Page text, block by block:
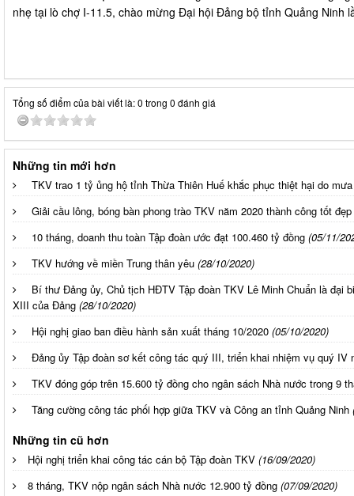
nhẹ tại lò chợ I-11.5, chào mừng Đại hội Đảng bộ tỉnh Quảng Ninh
Tổng số điểm của bài viết là: 0 trong 0 đánh giá
Những tin mới hơn
TKV trao 1 tỷ ủng hộ tỉnh Thừa Thiên Huế khắc phục thiệt hại do
Giải cầu lông, bóng bàn phong trào TKV năm 2020 thành công tốt đẹp
10 tháng, doanh thu toàn Tập đoàn ước đạt 100.460 tỷ đồng (05/11/
TKV hướng về miền Trung thân yêu (28/10/2020)
Bí thư Đảng ủy, Chủ tịch HĐTV Tập đoàn TKV Lê Minh Chuẩn là đại
XIII của Đảng (28/10/2020)
Hội nghị giao ban điều hành sản xuất tháng 10/2020 (05/10/2020)
Đảng ủy Tập đoàn sơ kết công tác quý III, triển khai nhiệm vụ quý IV
TKV đóng góp trên 15.600 tỷ đồng cho ngân sách Nhà nước trong 9
Tăng cường công tác phối hợp giữa TKV và Công an tỉnh Quảng Ninh
Những tin cũ hơn
Hội nghị triển khai công tác cán bộ Tập đoàn TKV (16/09/2020)
8 tháng, TKV nộp ngân sách Nhà nước 12.900 tỷ đồng (07/09/2020)